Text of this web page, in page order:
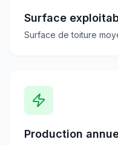
Surface
Surface de toiture
Production